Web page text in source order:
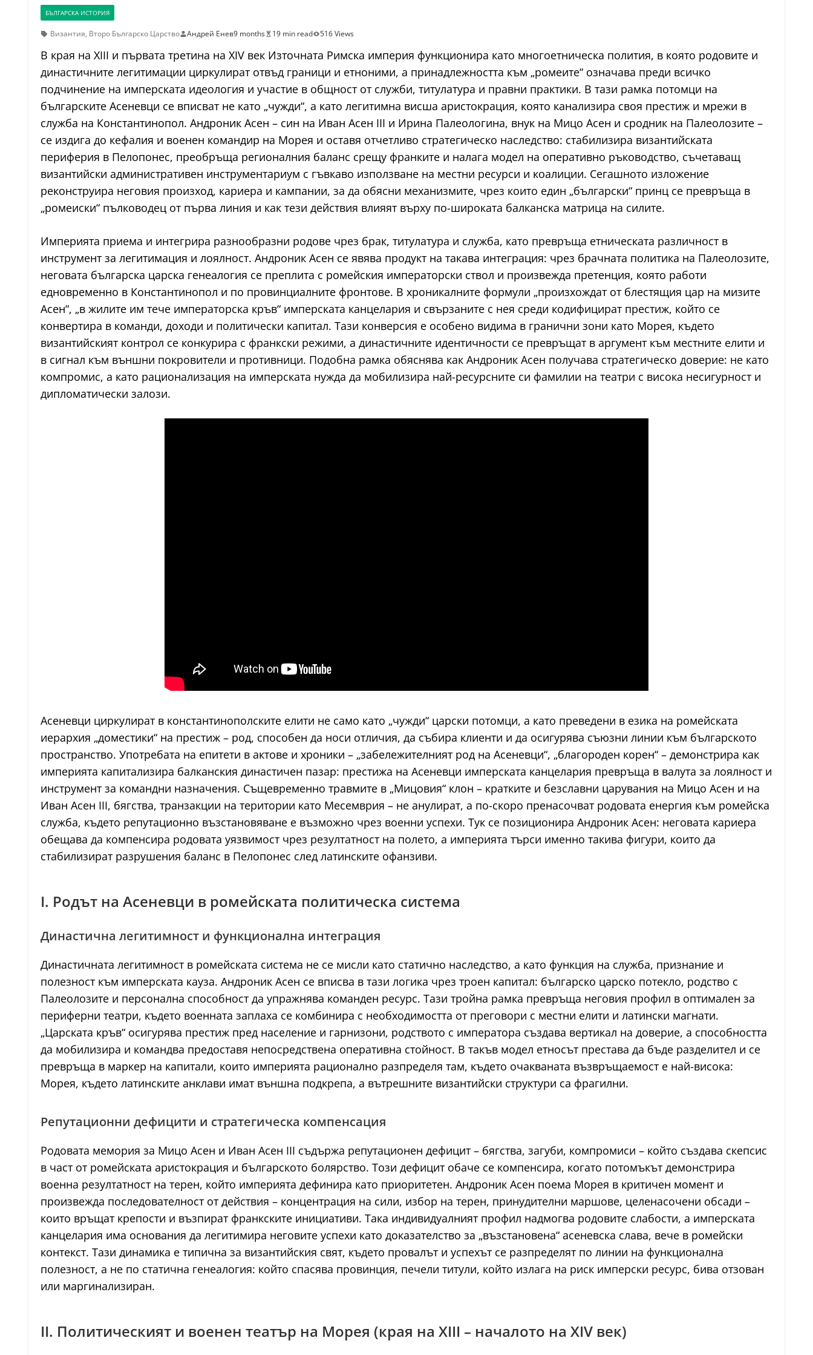
БЪЛГАРСКА ИСТОРИЯ
Византия, Второ Българско Царство Андрей Енев9 months 19 min read 516 Views
В края на XIII и първата третина на XIV век Източната Римска империя функционира като многоетническа полития, в която родовите и
династичните легитимации циркулират отвъд граници и етноними, а принадлежността към „ромеите“ означава преди всичко
подчинение на имперската идеология и участие в общност от служби, титулатура и правни практики. В тази рамка потомци на
българските Асеневци се вписват не като „чужди“, а като легитимна висша аристокрация, която канализира своя престиж и мрежи в
служба на Константинопол. Андроник Асен – син на Иван Асен III и Ирина Палеологина, внук на Мицо Асен и сродник на Палеолозите –
се издига до кефалия и военен командир на Морея и оставя отчетливо стратегическо наследство: стабилизира византийската
периферия в Пелопонес, преобръща регионалния баланс срещу франките и налага модел на оперативно ръководство, съчетаващ
византийски административен инструментариум с гъвкаво използване на местни ресурси и коалиции. Сегашното изложение
реконструира неговия произход, кариера и кампании, за да обясни механизмите, чрез които един „български“ принц се превръща в
„ромеиски“ пълководец от първа линия и как тези действия влияят върху по-широката балканска матрица на силите.
Империята приема и интегрира разнообразни родове чрез брак, титулатура и служба, като превръща етническата различност в
инструмент за легитимация и лоялност. Андроник Асен се явява продукт на такава интеграция: чрез брачната политика на Палеолозите,
неговата българска царска генеалогия се преплита с ромейския императорски ствол и произвежда претенция, която работи
едновременно в Константинопол и по провинциалните фронтове. В хроникалните формули „произхождат от блестящия цар на мизите
Асен“, „в жилите им тече императорска кръв“ имперската канцелария и свързаните с нея среди кодифицират престиж, който се
конвертира в команди, доходи и политически капитал. Тази конверсия е особено видима в гранични зони като Морея, където
византийският контрол се конкурира с франкски режими, а династичните идентичности се превръщат в аргумент към местните елити и
в сигнал към външни покровители и противници. Подобна рамка обяснява как Андроник Асен получава стратегическо доверие: не като
компромис, а като рационализация на имперската нужда да мобилизира най-ресурсните си фамилии на театри с висока несигурност и
дипломатически залози.
Асеневци циркулират в константинополските елити не само като „чужди“ царски потомци, а като преведени в езика на ромейската
иерархия „доместики“ на престиж – род, способен да носи отличия, да събира клиенти и да осигурява съюзни линии към българското
пространство. Употребата на епитети в актове и хроники – „забележителният род на Асеневци“, „благороден корен“ – демонстрира как
империята капитализира балканския династичен пазар: престижа на Асеневци имперската канцелария превръща в валута за лоялност и
инструмент за командни назначения. Същевременно травмите в „Мицовия“ клон – кратките и безславни царувания на Мицо Асен и на
Иван Асен III, бягства, транзакции на територии като Месемврия – не анулират, а по-скоро пренасочват родовата енергия към ромейска
служба, където репутационно възстановяване е възможно чрез военни успехи. Тук се позиционира Андроник Асен: неговата кариера
обещава да компенсира родовата уязвимост чрез резултатност на полето, а империята търси именно такива фигури, които да
стабилизират разрушения баланс в Пелопонес след латинските офанзиви.
I. Родът на Асеневци в ромейската политическа система
Династична легитимност и функционална интеграция
Династичната легитимност в ромейската система не се мисли като статично наследство, а като функция на служба, признание и
полезност към имперската кауза. Андроник Асен се вписва в тази логика чрез троен капитал: българско царско потекло, родство с
Палеолозите и персонална способност да упражнява команден ресурс. Тази тройна рамка превръща неговия профил в оптимален за
периферни театри, където военната заплаха се комбинира с необходимостта от преговори с местни елити и латински магнати.
„Царската кръв“ осигурява престиж пред население и гарнизони, родството с императора създава вертикал на доверие, а способността
да мобилизира и командва предоставя непосредствена оперативна стойност. В такъв модел етносът престава да бъде разделител и се
превръща в маркер на капитали, които империята рационално разпределя там, където очакваната възвръщаемост е най-висока:
Морея, където латинските анклави имат външна подкрепа, а вътрешните византийски структури са фрагилни.
Репутационни дефицити и стратегическа компенсация
Родовата мемория за Мицо Асен и Иван Асен III съдържа репутационен дефицит – бягства, загуби, компромиси – който създава скепсис
в част от ромейската аристокрация и българското болярство. Този дефицит обаче се компенсира, когато потомъкът демонстрира
военна резултатност на терен, който империята дефинира като приоритетен. Андроник Асен поема Морея в критичен момент и
произвежда последователност от действия – концентрация на сили, избор на терен, принудителни маршове, целенасочени обсади –
които връщат крепости и възпират франкските инициативи. Така индивидуалният профил надмогва родовите слабости, а имперската
канцелария има основания да легитимира неговите успехи като доказателство за „възстановена“ асеневска слава, вече в ромейски
контекст. Тази динамика е типична за византийския свят, където провалът и успехът се разпределят по линии на функционална
полезност, а не по статична генеалогия: който спасява провинция, печели титули, който излага на риск имперски ресурс, бива отзован
или маргинализиран.
II. Политическият и военен театър на Морея (края на XIII – началото на XIV век)